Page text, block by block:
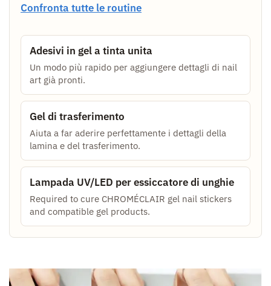
Confronta tutte le routine
Adesivi in gel a tinta unita
Un modo più rapido per aggiungere dettagli di nail
art già pronti.
Gel di trasferimento
Aiuta a far aderire perfettamente i dettagli della
lamina e del trasferimento.
Lampada UV/LED per essiccatore di unghie
Required to cure CHROMÉCLAIR gel nail stickers
and compatible gel products.